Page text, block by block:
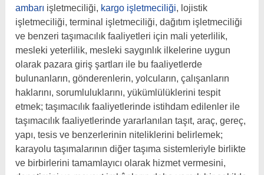
ambarı işletmeciliği, kargo işletmeciliği, lojistik
işletmeciliği, terminal işletmeciliği, dağıtım işletmeciliği
ve benzeri taşımacılık faaliyetleri için mali yeterlilik,
mesleki yeterlilik, mesleki saygınlık ilkelerine uygun
olarak pazara giriş şartları ile bu faaliyetlerde
bulunanların, gönderenlerin, yolcuların, çalışanların
haklarını, sorumluluklarını, yükümlülüklerini tespit
etmek; taşımacılık faaliyetlerinde istihdam edilenler ile
taşımacılık faaliyetlerinde yararlanılan taşıt, araç, gereç,
yapı, tesis ve benzerlerinin niteliklerini belirlemek;
karayolu taşımalarının diğer taşıma sistemleriyle birlikte
ve birbirlerini tamamlayıcı olarak hizmet vermesini,